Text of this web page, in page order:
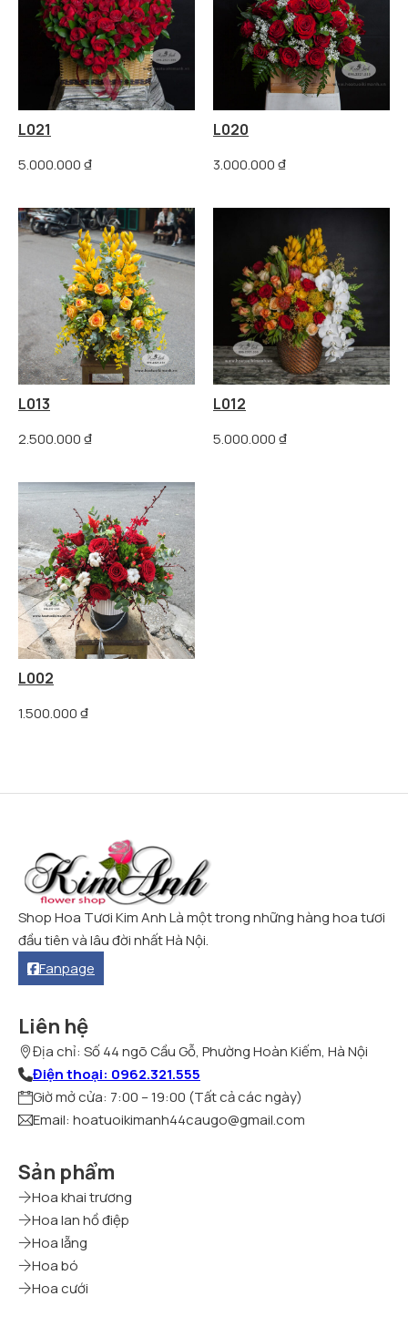
L021
5.000.000₫
L020
3.000.000₫
L013
2.500.000₫
L012
5.000.000₫
L002
1.500.000₫
Shop Hoa Tươi Kim Anh Là một trong những hàng hoa tươi
đầu tiên và lâu đời nhất Hà Nội.
Fanpage
Liên hệ
Địa chỉ: Số 44 ngõ Cầu Gỗ, Phường Hoàn Kiếm, Hà Nội
Điện thoại: 0962.321.555
Giờ mở cửa: 7:00 – 19:00 (Tất cả các ngày)
Email: hoatuoikimanh44caugo@gmail.com
Sản phẩm
Hoa khai trương
Hoa lan hồ điệp
Hoa lẵng
Hoa bó
Hoa cưới